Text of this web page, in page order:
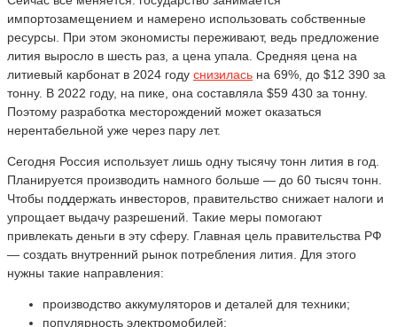
импортозамещением и намерено использовать собственные
ресурсы. При этом экономисты переживают, ведь предложение
лития выросло в шесть раз, а цена упала. Средняя цена на
литиевый карбонат в 2024 году снизилась на 69%, до $12 390 за
тонну. В 2022 году, на пике, она составляла $59 430 за тонну.
Поэтому разработка месторождений может оказаться
нерентабельной уже через пару лет.
Сегодня Россия использует лишь одну тысячу тонн лития в год.
Планируется производить намного больше — до 60 тысяч тонн.
Чтобы поддержать инвесторов, правительство снижает налоги и
упрощает выдачу разрешений. Такие меры помогают
привлекать деньги в эту сферу. Главная цель правительства РФ
— создать внутренний рынок потребления лития. Для этого
нужны такие направления:
производство аккумуляторов и деталей для техники;
популярность электромобилей;